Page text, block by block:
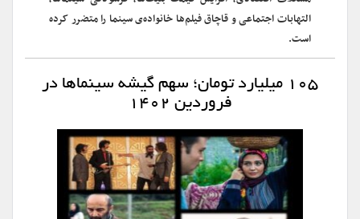
التهابات اجتماعی و قاچاق فیلم‌ها خانواده‌ی سینما را متضرر کرده
است.
۱۰۵ میلیارد تومان؛ سهم گیشه سینما‌ها در
فروردین ۱۴۰۲